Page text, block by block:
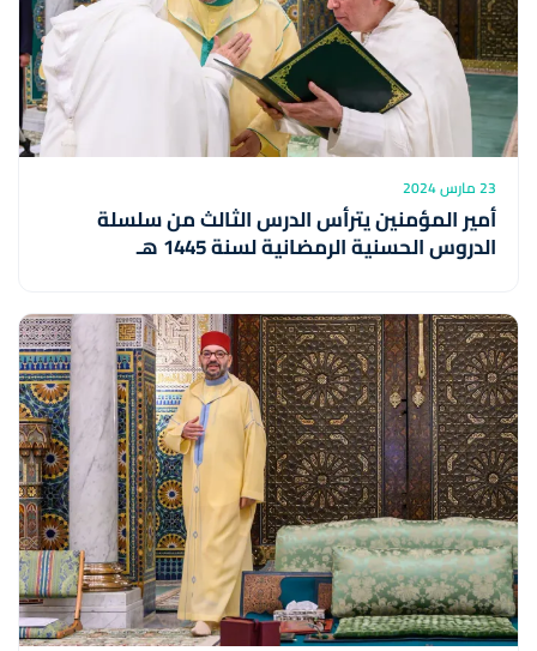
23 مارس 2024
أمير المؤمنين يترأس الدرس الثالث من سلسلة
الدروس الحسنية الرمضانية لسنة 1445 هـ